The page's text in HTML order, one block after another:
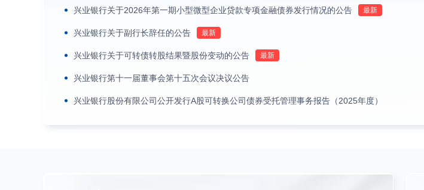
兴业银行关于2026年第一期小型微型企业贷款专项金融债券发行情况的公告
兴业银行关于副行长辞任的公告
兴业银行关于可转债转股结果暨股份变动的公告
兴业银行第十一届董事会第十五次会议决议公告
兴业银行股份有限公司公开发行A股可转换公司债券受托管理事务报告（2025年度）